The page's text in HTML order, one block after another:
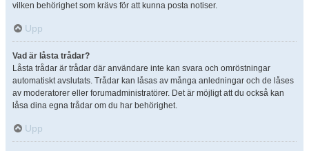
vilken behörighet som krävs för att kunna posta notiser.
Upp
Vad är låsta trådar?
Låsta trådar är trådar där användare inte kan svara och omröstningar
automatiskt avslutats. Trådar kan låsas av många anledningar och de låses
av moderatorer eller forumadministratörer. Det är möjligt att du också kan
låsa dina egna trådar om du har behörighet.
Upp